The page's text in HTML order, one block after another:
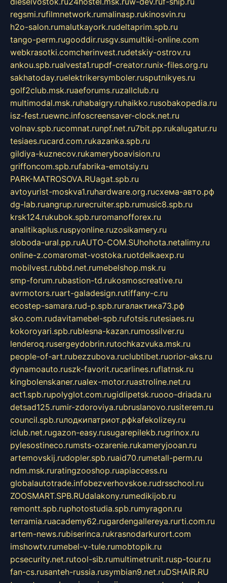
regsmi.rufilmnetwork.rumalinasp.rukinosvin.ru
h2o-salon.rumalutkayork.rudeltaprim.spb.ru
tango-perm.rugooddir.rusgv.sumultiki-online.com
webkrasotki.comcherinvest.rudetskiy-ostrov.ru
ankou.spb.rualvesta1.rupdf-creator.runix-files.org.ru
sakhatoday.ruelektrikersymboler.rusputnikyes.ru
golf2club.msk.ruaeforums.ruzallclub.ru
multimodal.msk.ruhabaigry.ruhaikko.rusobakopedia.ru
isz-fest.ruewnc.infoscreensaver-clock.net.ru
volnav.spb.rucomnat.runpf.net.ru7bit.pp.rukalugatur.ru
tesiaes.rucard.com.rukazanka.spb.ru
gildiya-kuznecov.rukameryboavision.ru
griffoncom.spb.rufabrika-emotsiy.ru
PARK-MATROSOVA.RUagat.spb.ru
avtoyurist-moskva1.ruhardware.org.ruсхема-авто.рф
dg-lab.ruangrup.rurecruiter.spb.rumusic8.spb.ru
krsk124.rukubok.spb.ruromanofforex.ru
analitikaplus.ruspyonline.ruzosikamery.ru
sloboda-ural.pp.ruAUTO-COM.SUhohota.netalimy.ru
online-z.comaromat-vostoka.ruotdelkaexp.ru
mobilvest.rubbd.net.rumebelshop.msk.ru
smp-forum.rubastion-td.rukosmoscreative.ru
avrmotors.ruart-galadesign.rutiffany-c.ru
ecostep-samara.rud-p.spb.ruгалактика73.рф
sko.com.rudavitamebel-spb.rufotsis.rutesiaes.ru
kokoroyari.spb.rublesna-kazan.rumossilver.ru
lenderoq.rusergeydobrin.rutochkazvuka.msk.ru
people-of-art.rubezzubova.ruclubtibet.ruorior-aks.ru
dynamoauto.ruszk-favorit.rucarlines.ruflatnsk.ru
kingbolenskaner.rualex-motor.ruastroline.net.ru
act1.spb.rupolyglot.com.rugidlipetsk.ruooo-driada.ru
detsad125.rumir-zdoroviya.rubruslanovo.rusiterem.ru
council.spb.ruлодкипатриот.рфkafekolizey.ru
iclub.net.rugazon-easy.rusugarepilekb.rugrinox.ru
pylesostineco.rumsts-ozarenie.rukameryjooan.ru
artemovskij.rudopler.spb.ruaid70.rumetall-perm.ru
ndm.msk.ruratingzooshop.ruapiaccess.ru
globalautotrade.infobezverhovskoe.rudrsschool.ru
ZOOSMART.SPB.RUdalakony.rumedikijob.ru
remontt.spb.ruphotostudia.spb.rumyragon.ru
terramia.ruacademy62.rugardengallereya.rurti.com.ru
artem-news.rubiserinca.rukrasnodarkurort.com
imshowtv.rumebel-v-tule.rumobtopik.ru
pcsecurity.net.rutool-sib.rumultimetrunit.rusp-tour.ru
fan-cs.rusanteh-russia.rusymbian9.net.ruDSHAIR.RU